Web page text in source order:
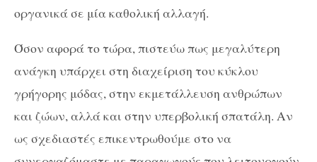
οργανικά σε μία καθολική αλλαγή.
Όσον αφορά το τώρα, πιστεύω πως μεγαλύτερη
ανάγκη υπάρχει στη διαχείριση του κύκλου
γρήγορης μόδας, στην εκμετάλλευση ανθρώπων
και ζώων, αλλά και στην υπερβολική σπατάλη. Αν
ως σχεδιαστές επικεντρωθούμε στο να